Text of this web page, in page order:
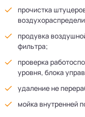
прочистка
продувка
фильтра;
проверка
уровня, блока
удаление не
мойка внутренней